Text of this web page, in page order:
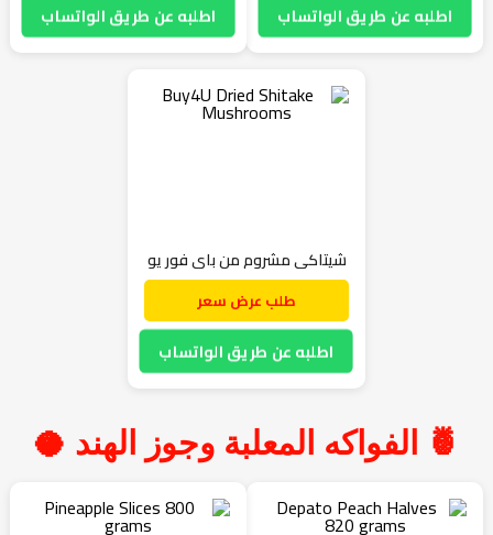
اطلبه عن طريق الواتساب اطلبه عن طريق الواتساب
شيتاكي مشروم من باي فور يو
طلب عرض سعر
اطلبه عن طريق الواتساب
🍍 الفواكه المعلبة وجوز الهند 🥥